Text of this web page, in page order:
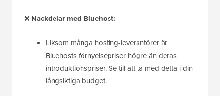
❌ Nackdelar med Bluehost:
Liksom många hosting-leverantörer är
Bluehosts förnyelsepriser högre än deras
introduktionspriser. Se till att ta med detta i din
långsiktiga budget.